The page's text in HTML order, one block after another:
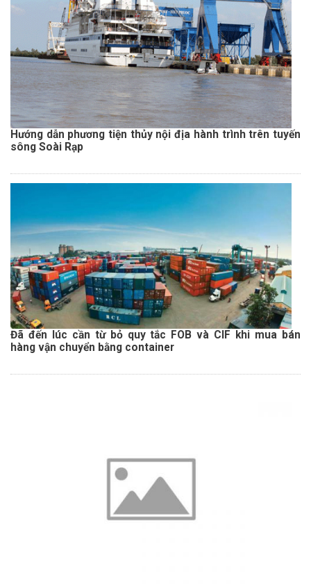
Hướng dẫn phương tiện thủy nội địa hành trình trên tuyến
sông Soài Rạp
Đã đến lúc cần từ bỏ quy tắc FOB và CIF khi mua bán
hàng vận chuyển bằng container